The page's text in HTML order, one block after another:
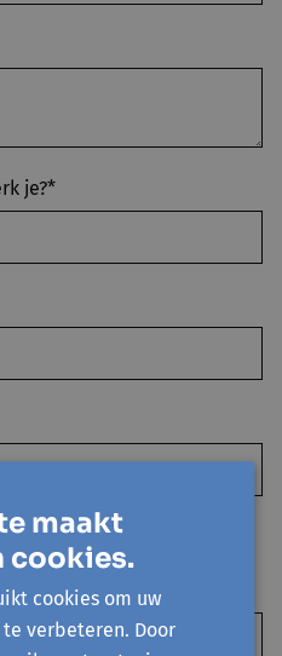
je?*
bereiken bij bijvoorbeeld
maakt
cookies.
cookies om uw
verbeteren. Door